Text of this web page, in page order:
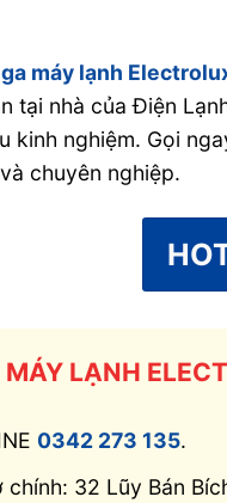
máy lạnh
tại nhà của Điện
kinh nghiệm. Gọi
chuyên nghiệp.
LẠNH
0342 273 135.
chính: 32 Lũy Bán